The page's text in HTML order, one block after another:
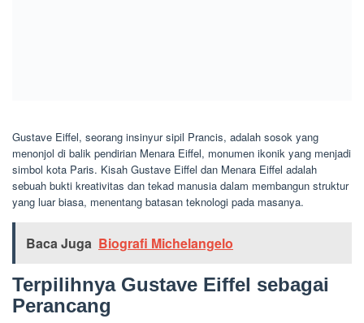
Gustave Eiffel, seorang insinyur sipil Prancis, adalah sosok yang
menonjol di balik pendirian Menara Eiffel, monumen ikonik yang menjadi
simbol kota Paris. Kisah Gustave Eiffel dan Menara Eiffel adalah
sebuah bukti kreativitas dan tekad manusia dalam membangun struktur
yang luar biasa, menentang batasan teknologi pada masanya.
Baca Juga Biografi Michelangelo
Terpilihnya Gustave Eiffel sebagai
Perancang